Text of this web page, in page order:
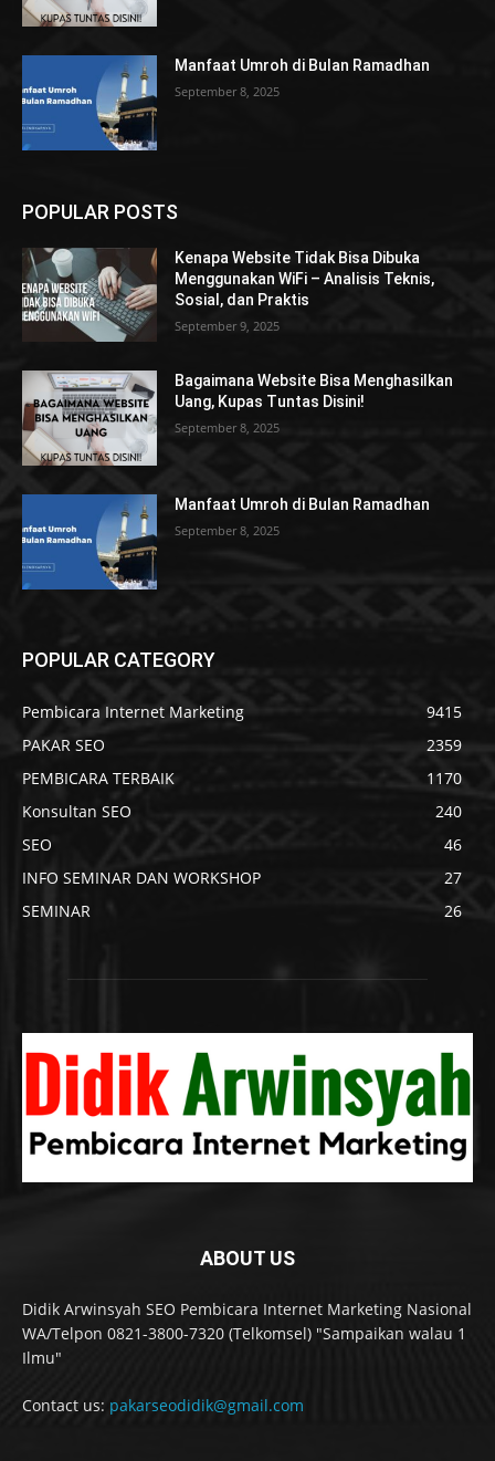
Manfaat Umroh di Bulan Ramadhan
September 8, 2025
POPULAR POSTS
Kenapa Website Tidak Bisa Dibuka
Menggunakan WiFi – Analisis Teknis,
Sosial, dan Praktis
September 9, 2025
Bagaimana Website Bisa Menghasilkan
Uang, Kupas Tuntas Disini!
September 8, 2025
Manfaat Umroh di Bulan Ramadhan
September 8, 2025
POPULAR CATEGORY
Pembicara Internet Marketing
9415
PAKAR SEO
2359
PEMBICARA TERBAIK
1170
Konsultan SEO
240
SEO
46
INFO SEMINAR DAN WORKSHOP
27
SEMINAR
26
ABOUT US
Didik Arwinsyah SEO Pembicara Internet Marketing Nasional
WA/Telpon 0821-3800-7320 (Telkomsel) "Sampaikan walau 1
Ilmu"
Contact us: pakarseodidik@gmail.com